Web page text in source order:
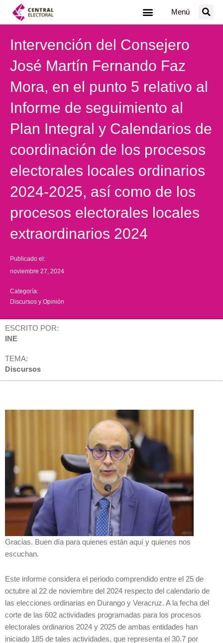
Menú
Intervención del Consejero
José Martín Fernando Faz
Mora, en el punto 5 relativo al
Informe de seguimiento al
Plan Integral y Calendarios de
coordinación de los procesos
electorales locales ordinarios
2024-2025, así como de los
procesos electorales locales
extraordinarios 2024
Publicado el:
noviembre 27, 2024
Categoría:
Discursos y Opinión
ESCRITO POR:
INE
TEMA:
Discursos
Gracias. Buen día para quienes están aquí y quienes nos
escuchan.
Este informe considera el periodo comprendido entre el 25 de
octubre al 22 de noviembre del 2024 respecto del calendario de
las elecciones ordinarias en Durango y Veracruz. A la fecha del
corte de las 602 actividades programadas para los procesos
electorales ordinarios 2024 y 2025 de ambas entidades han
iniciado 185 de tales actividades, que representa el 30.7 por